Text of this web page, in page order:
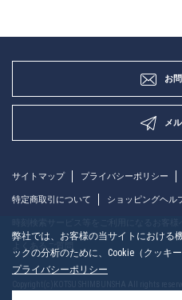
お
メ
サイトマップ プライバシーポリシー
特定商取引について ショッピングヘル
よくあるご質問
弊社では、お客様の当サイトにおける
ックの分析のために、Cookie（クッキ
プライバシーポリシー